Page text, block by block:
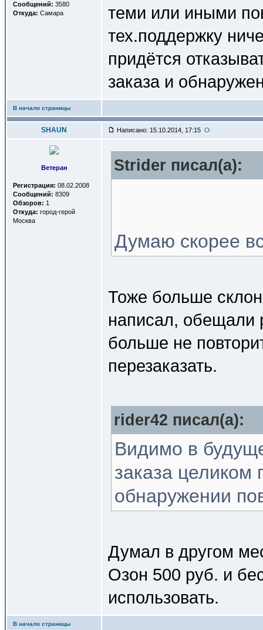
Сообщений: 3580
Откуда: Самара
теми или иными
тех.поддержку
придётся
заказа и
В начало страницы
SHAUN Написано: 15.10.2014, 17:15
Ветеран
Регистрация: 08.02.2008
Сообщений: 8309
Обзоров: 1
Откуда: город-герой
Москва
Strider писал(a):
Думаю скорее
Тоже больше
написал, обещали
больше не
перезаказать.
rider42 писал(a):
Видимо в
заказа целиком
обнаружении
Думал в другом
Озон 500 руб. и
использовать.
В начало страницы